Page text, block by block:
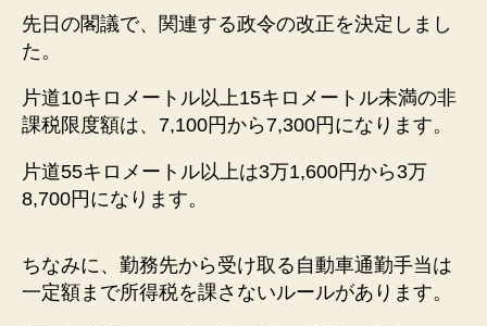
先日の閣議で、関連する政令の改正を決定しまし
た。
片道10キロメートル以上15キロメートル未満の非
課税限度額は、7,100円から7,300円になります。
片道55キロメートル以上は3万1,600円から3万
8,700円になります。
ちなみに、勤務先から受け取る自動車通勤手当は
一定額まで所得税を課さないルールがあります。